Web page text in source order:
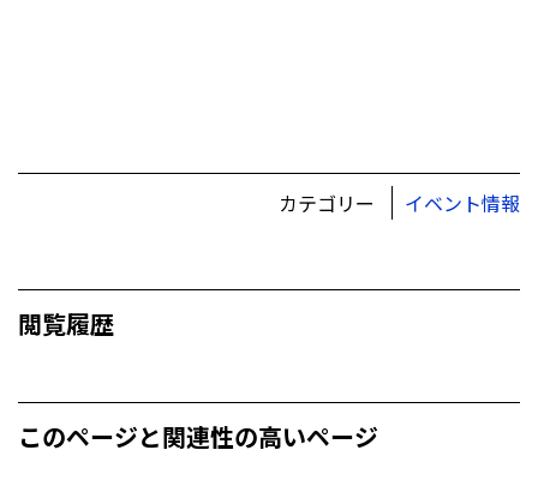
カテゴリー イベント情報
閲覧履歴
このページと関連性の高いページ